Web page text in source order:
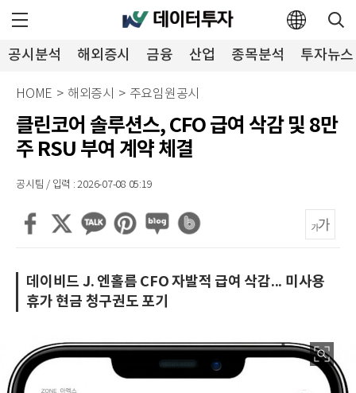
공시분석 해외증시 금융 산업 종목분석 투자뉴스
HOME > 해외증시 > 주요임원공시
클린코어 솔루션스, CFO 급여 삭감 및 8만
주 RSU 부여 계약 체결
공시팀 / 입력 : 2026-07-08 05:19
데이비드 J. 엔홀름 CFO 자발적 급여 삭감... 미사용
휴가 현금 청구권도 포기